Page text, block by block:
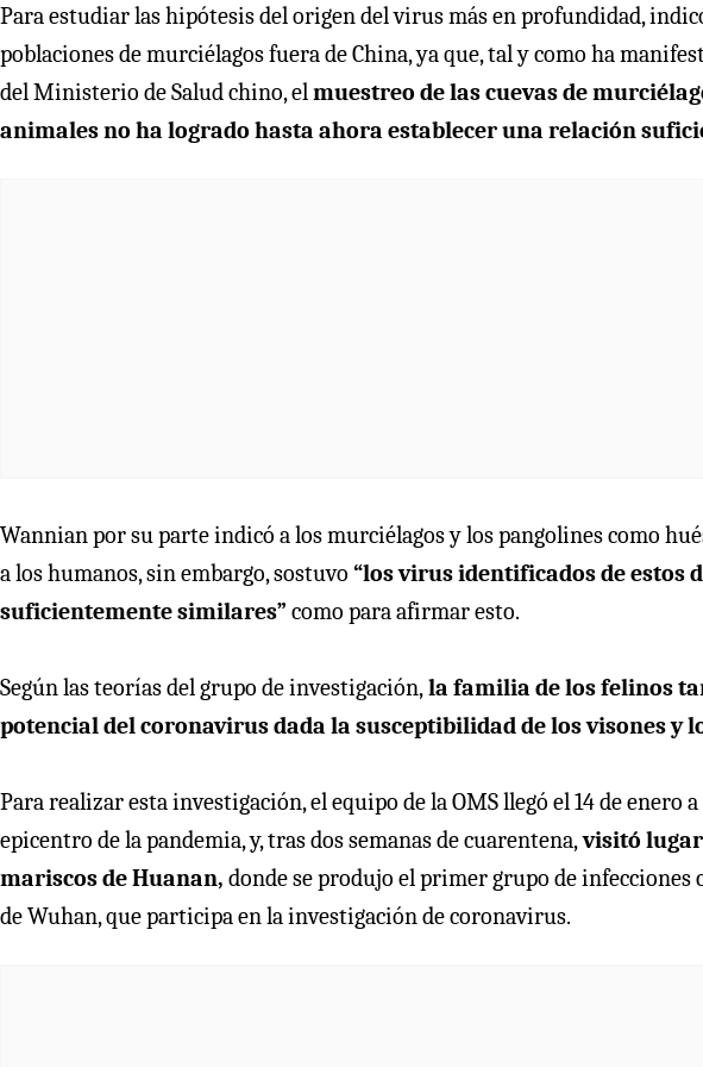
Para estudiar las hipótesis del origen del virus más en profundidad,
poblaciones de murciélagos fuera de China, ya que, tal y como ha
del Ministerio de Salud chino, elmuestreo de las cuevas de
animales no ha logrado hasta ahora establecer una relación
Wannian por su parte indicó a los murciélagos y los pangolines como
a los humanos, sin embargo, sostuvo “los virus identificados de estos
suficientemente similares” como para afirmar esto.
Según las teorías del grupo de investigación,la familia de los felinos
potencial del coronavirus dada la susceptibilidad de los visones y
Para realizar esta investigación, el equipo de la OMS llegó el 14 de enero
epicentro de la pandemia, y, tras dos semanas de cuarentena,visitó
mariscos de Huanan, donde se produjo el primer grupo de
de Wuhan, que participa en la investigación de coronavirus.